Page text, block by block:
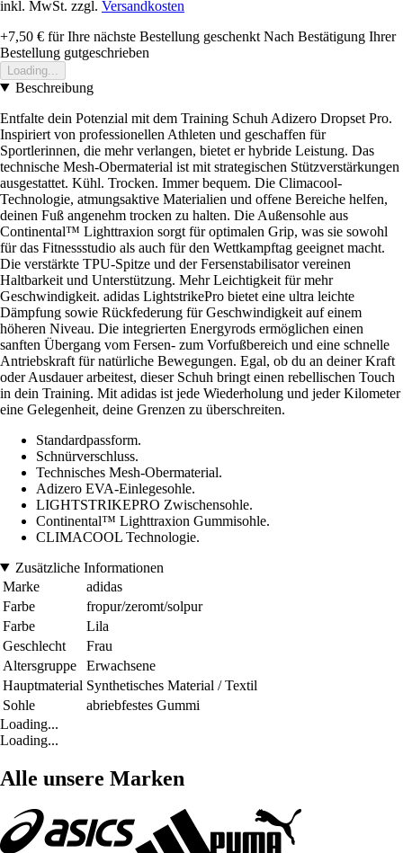
inkl. MwSt. zzgl. Versandkosten
+7,50 € für Ihre nächste Bestellung geschenkt Nach Bestätigung Ihrer
Bestellung gutgeschrieben
Loading...
Beschreibung
Entfalte dein Potenzial mit dem Training Schuh Adizero Dropset Pro.
Inspiriert von professionellen Athleten und geschaffen für
Sportlerinnen, die mehr verlangen, bietet er hybride Leistung. Das
technische Mesh-Obermaterial ist mit strategischen Stützverstärkungen
ausgestattet. Kühl. Trocken. Immer bequem. Die Climacool-
Technologie, atmungsaktive Materialien und offene Bereiche helfen,
deinen Fuß angenehm trocken zu halten. Die Außensohle aus
Continental™ Lighttraxion sorgt für optimalen Grip, was sie sowohl
für das Fitnessstudio als auch für den Wettkampftag geeignet macht.
Die verstärkte TPU-Spitze und der Fersenstabilisator vereinen
Haltbarkeit und Unterstützung. Mehr Leichtigkeit für mehr
Geschwindigkeit. adidas LightstrikePro bietet eine ultra leichte
Dämpfung sowie Rückfederung für Geschwindigkeit auf einem
höheren Niveau. Die integrierten Energyrods ermöglichen einen
sanften Übergang vom Fersen- zum Vorfußbereich und eine schnelle
Antriebskraft für natürliche Bewegungen. Egal, ob du an deiner Kraft
oder Ausdauer arbeitest, dieser Schuh bringt einen rebellischen Touch
in dein Training. Mit adidas ist jede Wiederholung und jeder Kilometer
eine Gelegenheit, deine Grenzen zu überschreiten.
Standardpassform.
Schnürverschluss.
Technisches Mesh-Obermaterial.
Adizero EVA-Einlegesohle.
LIGHTSTRIKEPRO Zwischensohle.
Continental™ Lighttraxion Gummisohle.
CLIMACOOL Technologie.
Zusätzliche Informationen
Marke
adidas
Farbe
fropur/zeromt/solpur
Farbe
Lila
Geschlecht
Frau
Altersgruppe
Erwachsene
Hauptmaterial Synthetisches Material / Textil
Sohle
abriebfestes Gummi
Loading...
Loading...
Alle unsere Marken